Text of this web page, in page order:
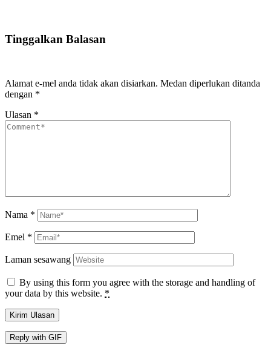
Tinggalkan Balasan
Alamat e-mel anda tidak akan disiarkan. Medan diperlukan ditanda
dengan *
Ulasan *
Nama *
Emel *
Laman sesawang
By using this form you agree with the storage and handling of
your data by this website. *
Kirim Ulasan
Reply with GIF